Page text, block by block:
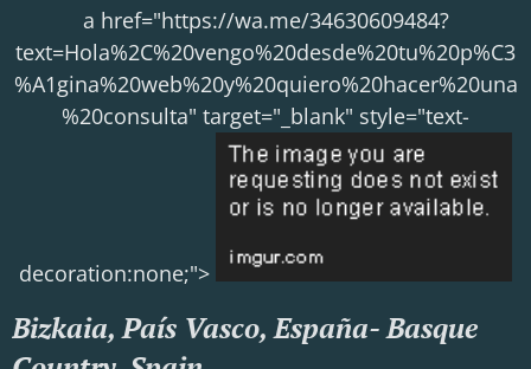
a href="https://wa.me/34630609484?
text=Hola%2C%20vengo%20desde%20tu%20p%C3
%A1gina%20web%20y%20quiero%20hacer%20una
%20consulta" target="_blank" style="text-
decoration:none;">
Bizkaia, País Vasco, España- Basque